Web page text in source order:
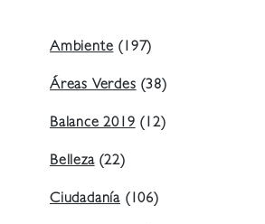
Ambiente (197)
Áreas Verdes (38)
Balance 2019 (12)
Belleza(22)
Ciudadanía (106)